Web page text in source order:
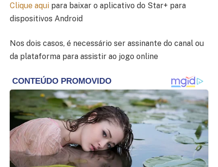
Clique aqui para baixar o aplicativo do Star+ para
dispositivos Android
Nos dois casos, é necessário ser assinante do canal ou
da plataforma para assistir ao jogo online